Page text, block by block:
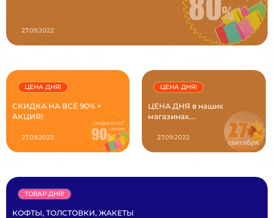
27.09.2022
СКИДКА НА ВСЁ 90% +
АКЦИЯ!
ЦЕНА ДНЯ!
27.09.2022
ЦЕНА ДНЯ в наших
магазинах....
ЦЕНА ДНЯ!
27.09.2022
КОФТЫ, ТОЛСТОВКИ, ЖАКЕТЫ
ТОВАР ДНЯ!